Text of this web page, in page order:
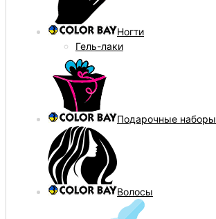
Ногти
Гель-лаки
Подарочные наборы
Волосы